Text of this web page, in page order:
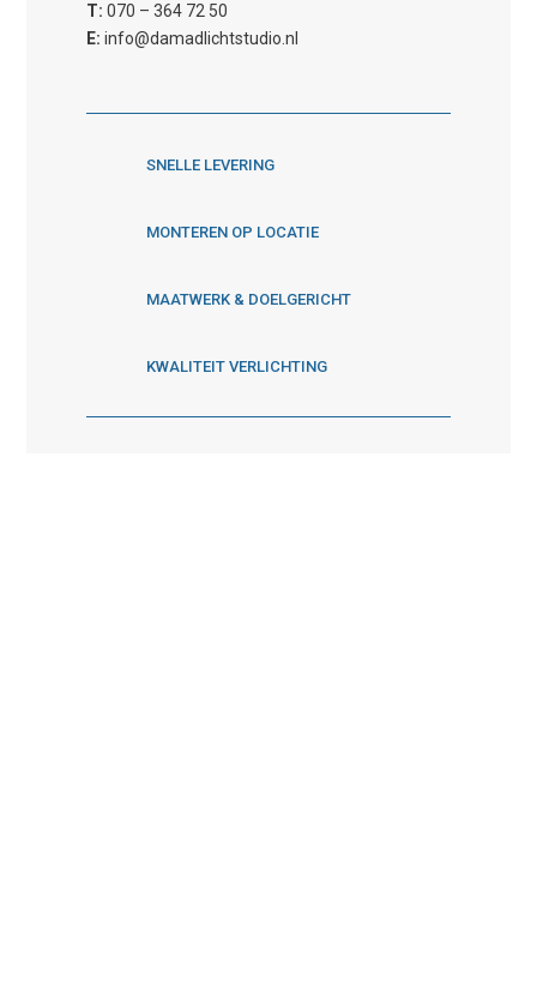
T: 070 – 364 72 50
E: info@damadlichtstudio.nl
SNELLE LEVERING
MONTEREN OP LOCATIE
MAATWERK & DOELGERICHT
KWALITEIT VERLICHTING